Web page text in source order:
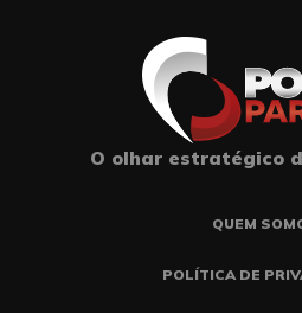
O olhar estratégico
QUEM
POLÍTICA DE